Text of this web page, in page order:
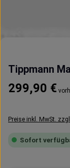
Tippmann
Regulärer Preis:
299,90 €
Preise inkl. MwSt.
Sofort